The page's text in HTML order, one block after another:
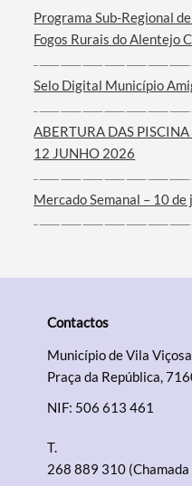
Filtros
Programa Sub-Regional
Fogos Rurais do Alentejo
Selo Digital Município
ABERTURA DAS
12 JUNHO 2026
Mercado Semanal – 10 de
Contactos
Município de Vila Viçosa
Praça da República,
NIF: 506 613 461
T.
268 889 310